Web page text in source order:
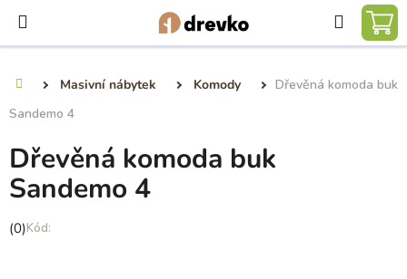
obsah
Hledat
Masivní nábytek Komody
Dřevěná komoda buk
Sandemo 4
Dřevěná komoda buk
Sandemo 4
Průměrné
(0)